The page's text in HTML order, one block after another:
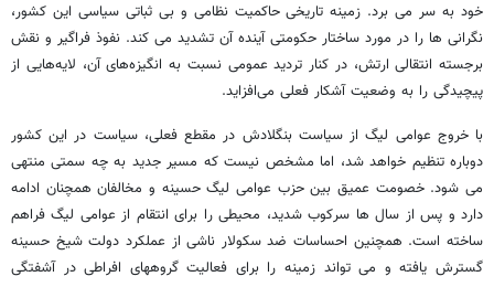
خود به سر می برد. زمینه تاریخی حاکمیت نظامی و بی ثباتی سیاسی این کشور،
نگرانی ها را در مورد ساختار حکومتی آینده آن تشدید می کند. نفوذ فراگیر و نقش
برجسته انتقالی ارتش، در کنار تردید عمومی نسبت به انگیزه‌های آن، لایه‌هایی از
پیچیدگی را به وضعیت آشکار فعلی می‌افزاید.
با خروج عوامی لیگ از سیاست بنگلادش در مقطع فعلی، سیاست در این کشور
دوباره تنظیم خواهد شد، اما مشخص نیست که مسیر جدید به چه سمتی منتهی
می شود. خصومت عمیق بین حزب عوامی لیگ حسینه و مخالفان همچنان ادامه
دارد و پس از سال ها سرکوب شدید، محیطی را برای انتقام از عوامی لیگ فراهم
ساخته است. همچنین احساسات ضد سکولار ناشی از عملکرد دولت شیخ حسینه
گسترش یافته و می تواند زمینه را برای فعالیت گروههای افراطی در آشفتگی